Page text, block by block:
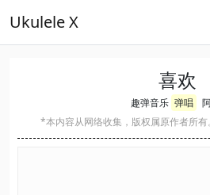
Ukulele X
喜欢
趣弹音乐 弹唱
*本内容从网络收集，版权属原作者所有